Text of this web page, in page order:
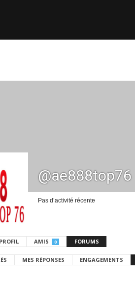
@ae888top76
Pas d’activité récente
PROFIL AMIS 0 FORUMS
MES RÉPONSES ENGAGEMENTS